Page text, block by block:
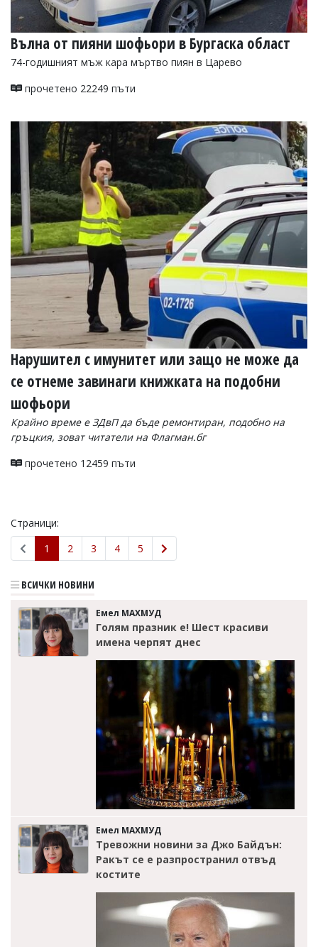
Вълна от пияни шофьори в Бургаска област
74-годишният мъж кара мъртво пиян в Царево
прочетено 22249 пъти
Нарушител с имунитет или защо не може да
се отнеме завинаги книжката на подобни
шофьори
Крайно време е ЗДвП да бъде ремонтиран, подобно на
гръцкия, зоват читатели на Флагман.бг
прочетено 12459 пъти
Страници:
1
2 3 4 5
ВСИЧКИ НОВИНИ
Емел МАХМУД
Голям празник е! Шест красиви
имена черпят днес
Емел МАХМУД
Тревожни новини за Джо Байдън:
Ракът се е разпространил отвъд
костите